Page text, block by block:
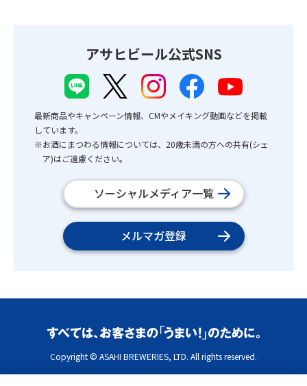
アサヒビール公式SNS
最新商品やキャンペーン情報、CMやメイキング動画などを掲載
しています。
※お酒にまつわる情報については、20歳未満の方への共有(シェ
ア)はご遠慮ください。
ソーシャルメディア一覧
メルマガ登録
Copyright © ASAHI BREWERIES, LTD. All rights reserved.